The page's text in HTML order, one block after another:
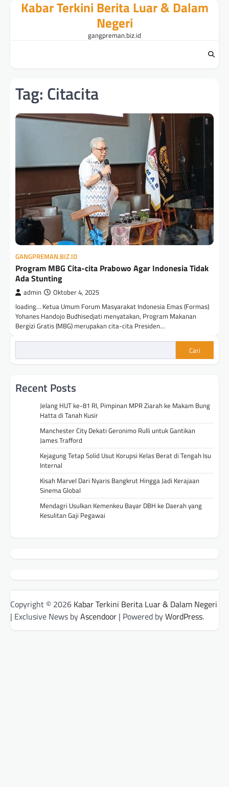
Kabar Terkini Berita Luar & Dalam
Negeri
gangpreman.biz.id
Tag: Citacita
GANGPREMAN.BIZ.ID
Program MBG Cita-cita Prabowo Agar Indonesia Tidak
Ada Stunting
admin Oktober 4, 2025
loading… Ketua Umum Forum Masyarakat Indonesia Emas (Formas)
Yohanes Handojo Budhisedjati menyatakan, Program Makanan
Bergizi Gratis (MBG) merupakan cita-cita Presiden…
Cari
Recent Posts
Jelang HUT ke-81 RI, Pimpinan MPR Ziarah ke Makam Bung
Hatta di Tanah Kusir
Manchester City Dekati Geronimo Rulli untuk Gantikan
James Trafford
Kejagung Tetap Solid Usut Korupsi Kelas Berat di Tengah Isu
Internal
Kisah Marvel Dari Nyaris Bangkrut Hingga Jadi Kerajaan
Sinema Global
Mendagri Usulkan Kemenkeu Bayar DBH ke Daerah yang
Kesulitan Gaji Pegawai
Copyright © 2026 Kabar Terkini Berita Luar & Dalam Negeri
| Exclusive News byAscendoor | Powered byWordPress.